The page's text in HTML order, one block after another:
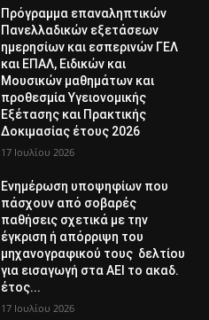
Πρόγραμμα επαναληπτικών
Πανελλαδικών εξετάσεων
ημερησίων και εσπερινών ΓΕΛ
και ΕΠΑΛ, Ειδικών και
Μουσικών μαθημάτων και
προθεσμία Υγειονομικής
Εξέτασης και Πρακτικής
Δοκιμασίας έτους 2026
17 Ιουλίου 2026
Ενημέρωση υποψηφίων που
πάσχουν από σοβαρές
παθήσεις σχετικά με την
έγκριση ή απόρριψη του
μηχανογραφικού τους δελτίου
για εισαγωγή στα ΑΕΙ το ακαδ.
έτος...
17 Ιουλίου 2026